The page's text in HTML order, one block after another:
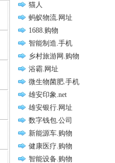
猫人
蚂蚁物流.网址
1688.购物
智能制造.手机
乡村旅游网.购物
浴霸.网址
微生物菌肥.手机
雄安印象.net
雄安银行.网址
数字钱包.公司
新能源车.购物
健康医疗.购物
智能设备.购物